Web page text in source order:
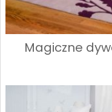
Magiczne